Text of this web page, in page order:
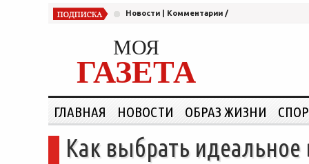
Новости Комментарии /
МОЯ
ГАЗЕТА
ГЛАВНАЯ НОВОСТИ ОБРАЗ ЖИЗНИ
Как выбрать идеальное